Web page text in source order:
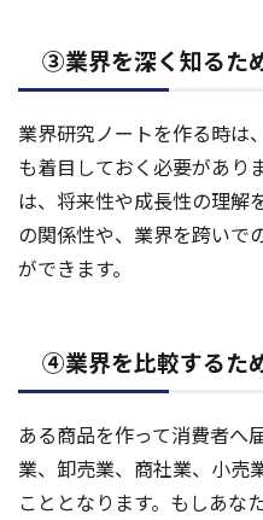
③業界を深く知るた
業界研究ノートを作る時は
も着目しておく必要があり
は、将来性や成長性の理解
の関係性や、業界を跨いで
ができます。
④業界を比較するた
ある商品を作って消費者へ
業、卸売業、商社業、小売
こととなります。もしあな